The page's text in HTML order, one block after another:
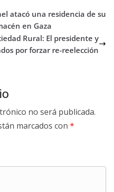
atacó una residencia de su
en Gaza
Rural: El presidente y
por forzar re-reelección
no será publicada.
marcados con *